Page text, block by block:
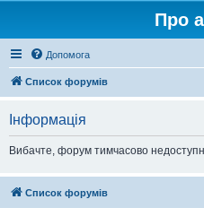
Про
Допомога
Список форумів
Інформація
Вибачте, форум тимчасово
Список форумів